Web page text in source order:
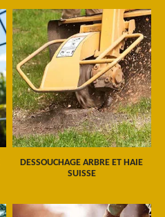
DESSOUCHAGE ARBRE ET HAIE
SUISSE